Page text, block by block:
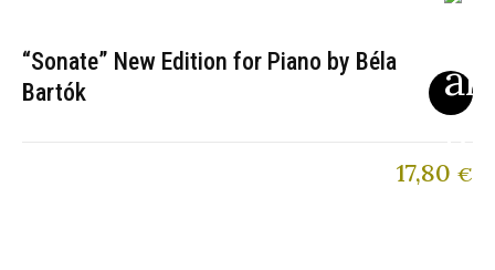
“Sonate” New Edition for Piano by Béla
Bartók
17,80 €